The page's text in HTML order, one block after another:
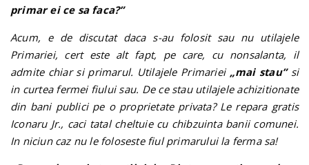
primar ei ce sa faca?”
Acum, e de discutat daca s-au folosit sau nu utilajele
Primariei, cert este alt fapt, pe care, cu nonsalanta, il
admite chiar si primarul. Utilajele Primariei „mai stau”si
in curtea fermei fiului sau. De ce stau utilajele achizitionate
din bani publici pe o proprietate privata? Le repara gratis
Iconaru Jr., caci tatal cheltuie cu chibzuinta banii comunei.
In niciun caz nu le foloseste fiul primarului la ferma sa!